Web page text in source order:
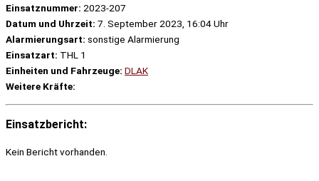
Einsatznummer: 2023-207
Datum und Uhrzeit: 7. September 2023, 16:04 Uhr
Alarmierungsart: sonstige Alarmierung
Einsatzart: THL 1
Einheiten und Fahrzeuge: DLAK
Weitere Kräfte:
Einsatzbericht:
Kein Bericht vorhanden.